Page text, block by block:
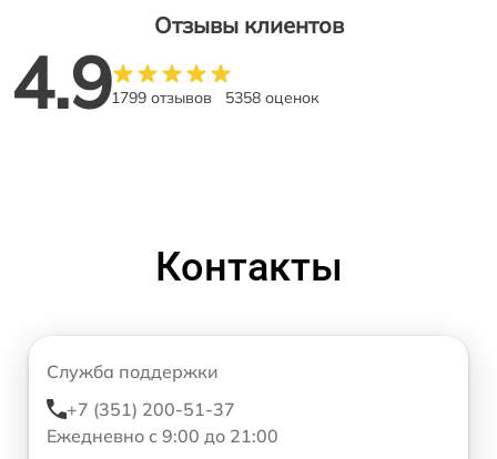
Отзывы клиентов
4.91799 отзывов 5358 оценок
Контакты
Служба поддержки
+7 (351) 200-51-37
Ежедневно с 9:00 до 21:00